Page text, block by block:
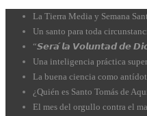
La Tierra Media y Semana
Un santo para toda
“𝙎𝙚𝙧𝙖́ 𝙡𝙖 𝙑𝙤𝙡𝙪𝙣𝙩𝙖𝙙 𝙙𝙚
Una inteligencia práctica
La buena ciencia como
¿Quién es Santo Tomás de
El mes del orgullo contra el